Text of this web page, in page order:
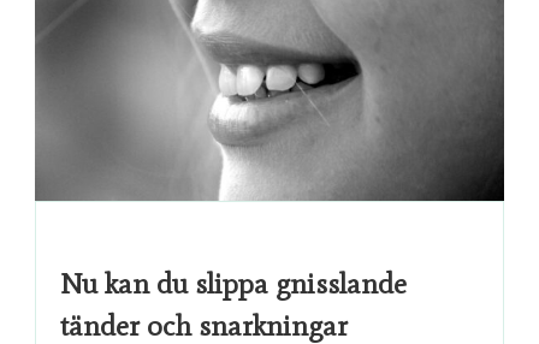
Nu kan du slippa gnisslande
tänder och snarkningar